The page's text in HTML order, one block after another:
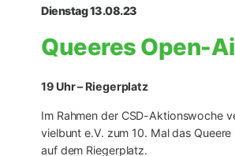
Dienstag 13.08.23
Queeres Open-
19 Uhr – Riegerplatz
Im Rahmen der CSD-Aktionswoche
vielbunt e.V. zum 10. Mal das
auf dem Riegerplatz.